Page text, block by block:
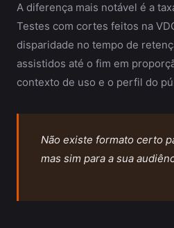
A diferença mais notável é a
Testes com cortes feitos na
disparidade no tempo de
assistidos até o fim em
contexto de uso e o perfil do
Não existe formato certo
mas sim para a sua